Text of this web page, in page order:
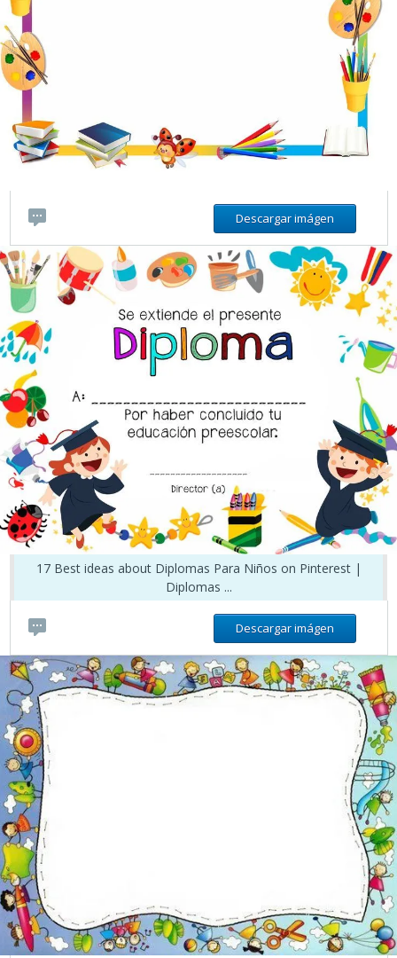
Descargar imágen
17 Best ideas about Diplomas Para Niños on Pinterest |
Diplomas ...
Descargar imágen